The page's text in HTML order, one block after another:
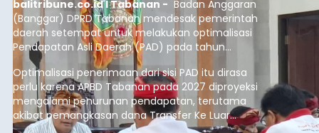
Baca Selengkapnya
Dana Pusat Dipangkas, DPRD
Minta Pemkab Tabanan
Genjot PAD